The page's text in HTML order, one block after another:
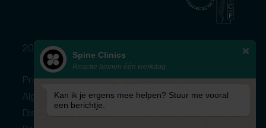
2026 © Spine Clinics
Privacybeleid
Algemene voorwaarden
Disclaimer
Spine Clinics
Reactie binnen één werkdag
Kan ik je ergens mee helpen? Stuur me vooral
een berichtje.